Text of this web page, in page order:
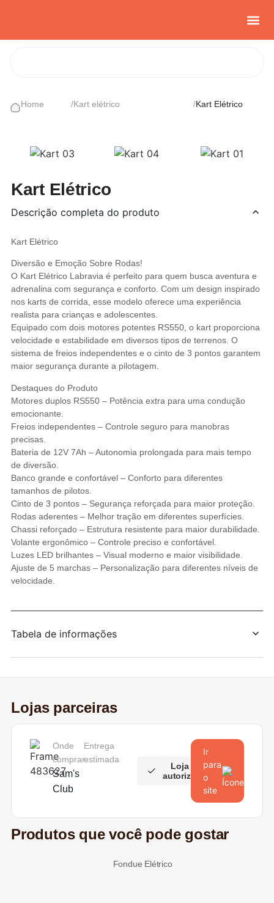
Home /Kart elétrico /Kart Elétrico
Kart Elétrico
Descrição completa do produto
Kart Elétrico
Diversão e Emoção Sobre Rodas!
O Kart Elétrico Labravia é perfeito para quem busca aventura e
adrenalina com segurança e conforto. Com um design inspirado
nos karts de corrida, esse modelo oferece uma experiência
realista para crianças e adolescentes.
Equipado com dois motores potentes RS550, o kart proporciona
velocidade e estabilidade em diversos tipos de terrenos. O
sistema de freios independentes e o cinto de 3 pontos garantem
maior segurança durante a pilotagem.
Destaques do Produto
Motores duplos RS550 – Potência extra para uma condução
emocionante.
Freios independentes – Controle seguro para manobras
precisas.
Bateria de 12V 7Ah – Autonomia prolongada para mais tempo
de diversão.
Banco grande e confortável – Conforto para diferentes
tamanhos de pilotos.
Cinto de 3 pontos – Segurança reforçada para maior proteção.
Rodas aderentes – Melhor tração em diferentes superfícies.
Chassi reforçado – Estrutura resistente para maior durabilidade.
Volante ergonômico – Controle preciso e confortável.
Luzes LED brilhantes – Visual moderno e maior visibilidade.
Ajuste de 5 marchas – Personalização para diferentes níveis de
velocidade.
Tabela de informações
Lojas parceiras
Onde
comprar
Sam's
Club
Entrega
estimada
Loja
autorizada
Ir
para
o
site
Produtos que você pode gostar
Fondue Elétrico